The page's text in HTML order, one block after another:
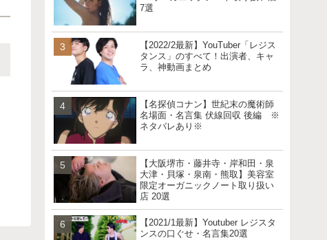
7選
【2022/2最新】YouTuber「レジス
タンス」のすべて！出演者、キャ
ラ、神動画まとめ
【名探偵コナン】世紀末の魔術師
名場面・名言集 伏線回収 後編 ※
ネタバレあり※
【大阪堺市・藤井寺・岸和田・泉
大津・貝塚・泉南・熊取】美容室
限定オーガニックノート取り扱い
店 20選
【2021/1最新】Youtuber レジスタ
ンスの口ぐせ・名言集20選